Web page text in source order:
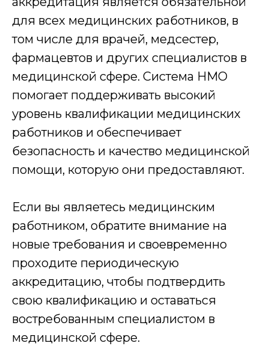
для всех медицинских работников, в
том числе для врачей, медсестер,
фармацевтов и других специалистов в
медицинской сфере. Система НМО
помогает поддерживать высокий
уровень квалификации медицинских
работников и обеспечивает
безопасность и качество медицинской
помощи, которую они предоставляют.
Если вы являетесь медицинским
работником, обратите внимание на
новые требования и своевременно
проходите периодическую
аккредитацию, чтобы подтвердить
свою квалификацию и оставаться
востребованным специалистом в
медицинской сфере.
Обучение и аттестация
Получаете доступ к образовательному порталу
и обучаетесь онлайн в удобное время. На
связи ваш куратор.
4
Доставка
письмом 1 класса или курьером
В подборке медиа можно прочитать:
как стать специалистов в медицине и
других сфера, какие документы и
обучение надо пройти для этого;
медиа